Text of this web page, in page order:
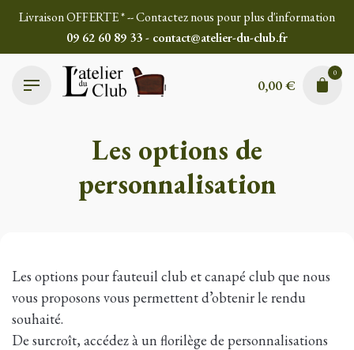
Livraison OFFERTE * -- Contactez nous pour plus d'information
09 62 60 89 33 - contact@atelier-du-club.fr
0,00€
0
Les options de
personnalisation
Les options pour fauteuil club et canapé club que nous
vous proposons vous permettent d’obtenir le rendu
souhaité.
De surcroît, accédez à un florilège de personnalisations